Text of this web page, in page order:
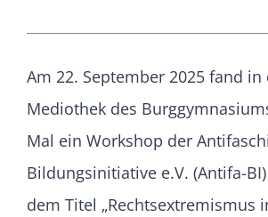
Am 22. September 2025 fand in
Mediothek des
Mal ein Workshop der
Bildungsinitiative e.V. (Antifa-
dem Titel „Rechtsextremismus